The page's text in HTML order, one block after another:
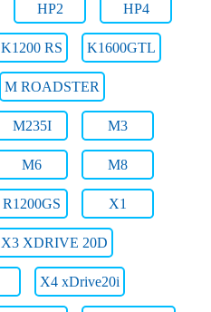
HP2 HP4
K1200 RS K1600GTL
M ROADSTER
M235I M3
M6 M8
R1200GS X1
X3 XDRIVE 20D
X4 xDrive20i